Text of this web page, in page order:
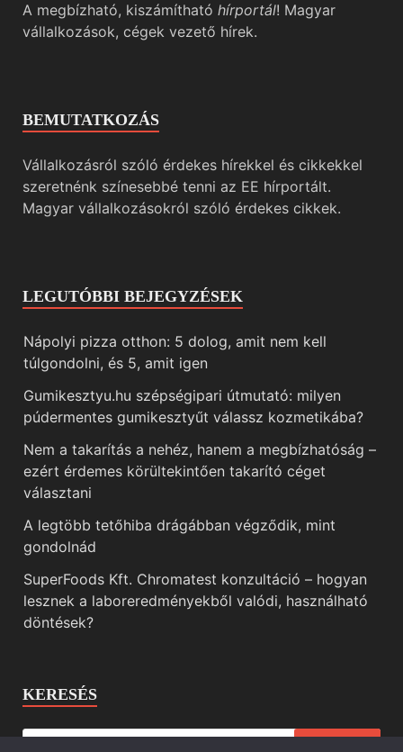
A megbízható, kiszámítható hírportál! Magyar
vállalkozások, cégek vezető hírek.
BEMUTATKOZÁS
Vállalkozásról szóló érdekes hírekkel és cikkekkel
szeretnénk színesebbé tenni az EE hírportált.
Magyar vállalkozásokról szóló érdekes cikkek.
LEGUTÓBBI BEJEGYZÉSEK
Nápolyi pizza otthon: 5 dolog, amit nem kell
túlgondolni, és 5, amit igen
Gumikesztyu.hu szépségipari útmutató: milyen
púdermentes gumikesztyűt válassz kozmetikába?
Nem a takarítás a nehéz, hanem a megbízhatóság –
ezért érdemes körültekintően takarító céget
választani
A legtöbb tetőhiba drágábban végződik, mint
gondolnád
SuperFoods Kft. Chromatest konzultáció – hogyan
lesznek a laboreredményekből valódi, használható
döntések?
KERESÉS